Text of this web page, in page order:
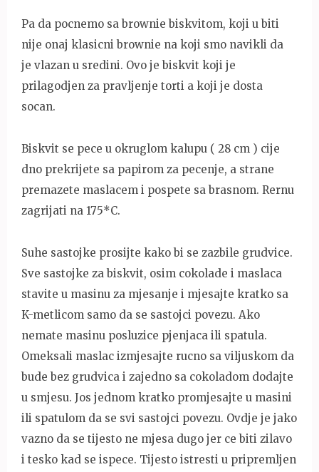
Pa da pocnemo sa brownie biskvitom, koji u biti
nije onaj klasicni brownie na koji smo navikli da
je vlazan u sredini. Ovo je biskvit koji je
prilagodjen za pravljenje torti a koji je dosta
socan.
Biskvit se pece u okruglom kalupu ( 28 cm ) cije
dno prekrijete sa papirom za pecenje, a strane
premazete maslacem i pospete sa brasnom. Rernu
zagrijati na 175*C.
Suhe sastojke prosijte kako bi se zazbile grudvice.
Sve sastojke za biskvit, osim cokolade i maslaca
stavite u masinu za mjesanje i mjesajte kratko sa
K-metlicom samo da se sastojci povezu. Ako
nemate masinu posluzice pjenjaca ili spatula.
Omeksali maslac izmjesajte rucno sa viljuskom da
bude bez grudvica i zajedno sa cokoladom dodajte
u smjesu. Jos jednom kratko promjesajte u masini
ili spatulom da se svi sastojci povezu. Ovdje je jako
vazno da se tijesto ne mjesa dugo jer ce biti zilavo
i tesko kad se ispece. Tijesto istresti u pripremljen